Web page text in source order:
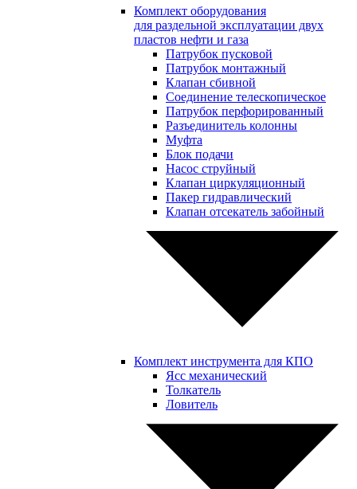
Комплект оборудования
для раздельной эксплуатации двух
пластов нефти и газа
Патрубок пусковой
Патрубок монтажный
Клапан сбивной
Соединение телескопическое
Патрубок перфорированный
Разъединитель колонны
Муфта
Блок подачи
Насос струйный
Клапан циркуляционный
Пакер гидравлический
Клапан отсекатель забойный
Комплект инструмента для КПО
Ясс механический
Толкатель
Ловитель